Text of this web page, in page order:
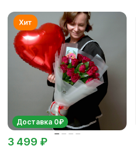
Доставка 0₽
3 499 ₽